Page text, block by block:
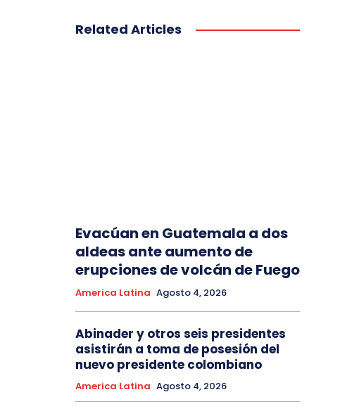
Related Articles
Evacúan en Guatemala a dos
aldeas ante aumento de
erupciones de volcán de Fuego
America Latina Agosto 4, 2026
Abinader y otros seis presidentes
asistirán a toma de posesión del
nuevo presidente colombiano
America Latina Agosto 4, 2026